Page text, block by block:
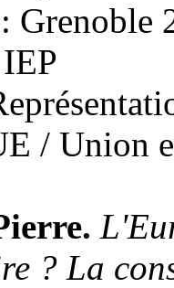
Grenoble
/ Union
? La